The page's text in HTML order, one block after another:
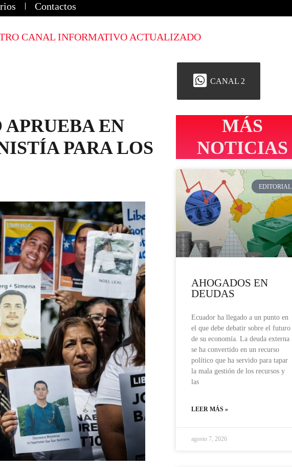
Contactos
CANAL INFORMATIVO ACTUALIZADO
CANAL 2
EN
PARA LOS
MÁS
NOTICIAS
EDITORIAL
AHOGADOS EN
DEUDAS
Ecuador ha llegado a un punto en
el que debe debatir sobre el futuro
de su economía. La deuda externa
se ha convertido en un recurso
político que ha servido para tapar
la mala gestión de los recursos y
las
LEER MÁS »
agosto 7, 2026